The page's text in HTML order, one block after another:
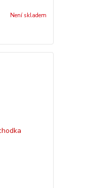
Není skladem